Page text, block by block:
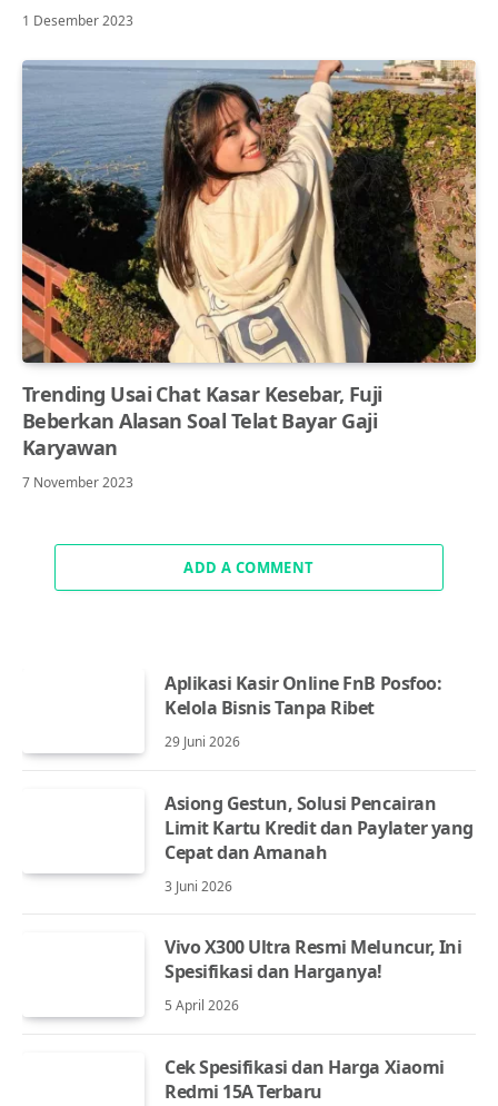
1 Desember 2023
Trending Usai Chat Kasar Kesebar, Fuji
Beberkan Alasan Soal Telat Bayar Gaji
Karyawan
7 November 2023
ADD A COMMENT
Aplikasi Kasir Online FnB Posfoo:
Kelola Bisnis Tanpa Ribet
29 Juni 2026
Asiong Gestun, Solusi Pencairan
Limit Kartu Kredit dan Paylater yang
Cepat dan Amanah
3 Juni 2026
Vivo X300 Ultra Resmi Meluncur, Ini
Spesifikasi dan Harganya!
5 April 2026
Cek Spesifikasi dan Harga Xiaomi
Redmi 15A Terbaru